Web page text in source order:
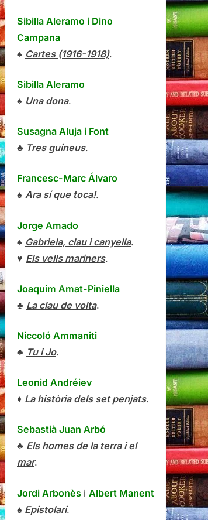
Sibilla Aleramo i Dino
Campana
♠ Cartes (1916-1918).
Sibilla Aleramo
♠ Una dona.
Susagna Aluja i Font
♣ Tres guineus.
Francesc-Marc Álvaro
♠ Ara sí que toca!.
Jorge Amado
♠ Gabriela, clau i canyella.
♥ Els vells mariners.
Joaquim Amat-Piniella
♣ La clau de volta.
Niccoló Ammaniti
♣ Tu i Jo.
Leonid Andréiev
♦ La història dels set penjats.
Sebastià Juan Arbó
♣ Els homes de la terra i el
mar.
Jordi Arbonès i Albert Manent
♠ Epistolari.